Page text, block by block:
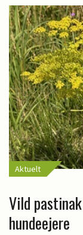
Aktuelt
Vild
hundeejere